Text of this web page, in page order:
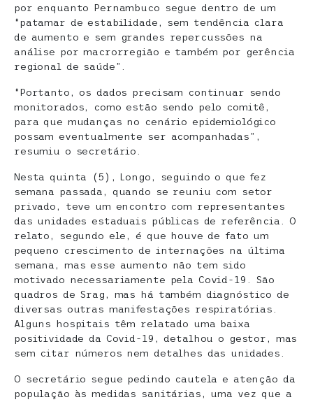
por enquanto Pernambuco segue dentro de um
“patamar de estabilidade, sem tendência clara
de aumento e sem grandes repercussões na
análise por macrorregião e também por gerência
regional de saúde”.
“Portanto, os dados precisam continuar sendo
monitorados, como estão sendo pelo comitê,
para que mudanças no cenário epidemiológico
possam eventualmente ser acompanhadas”,
resumiu o secretário.
Nesta quinta (5), Longo, seguindo o que fez
semana passada, quando se reuniu com setor
privado, teve um encontro com representantes
das unidades estaduais públicas de referência. O
relato, segundo ele, é que houve de fato um
pequeno crescimento de internações na última
semana, mas esse aumento não tem sido
motivado necessariamente pela Covid-19. São
quadros de Srag, mas há também diagnóstico de
diversas outras manifestações respiratórias.
Alguns hospitais têm relatado uma baixa
positividade da Covid-19, detalhou o gestor, mas
sem citar números nem detalhes das unidades.
O secretário segue pedindo cautela e atenção da
população às medidas sanitárias, uma vez que a